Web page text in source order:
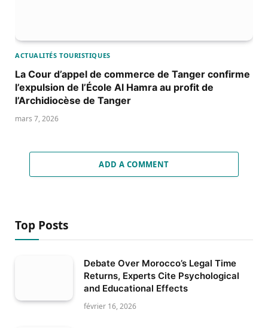
ACTUALITÉS TOURISTIQUES
La Cour d’appel de commerce de Tanger confirme
l’expulsion de l’École Al Hamra au profit de
l’Archidiocèse de Tanger
mars 7, 2026
ADD A COMMENT
Top Posts
Debate Over Morocco’s Legal Time
Returns, Experts Cite Psychological
and Educational Effects
février 16, 2026